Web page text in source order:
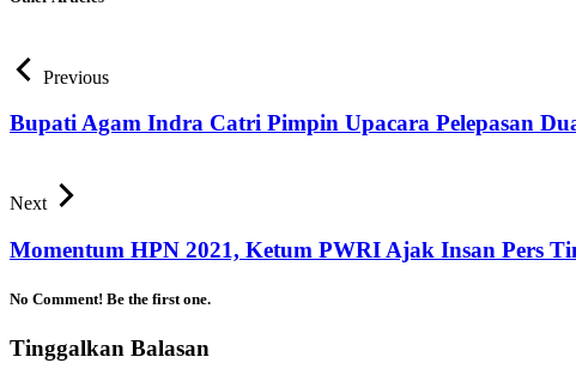
Previous
Bupati Agam Indra Catri Pimpin Upacara Pelepasan
Next
Momentum HPN 2021, Ketum PWRI Ajak Insan Pers
No Comment! Be the first one.
Tinggalkan Balasan